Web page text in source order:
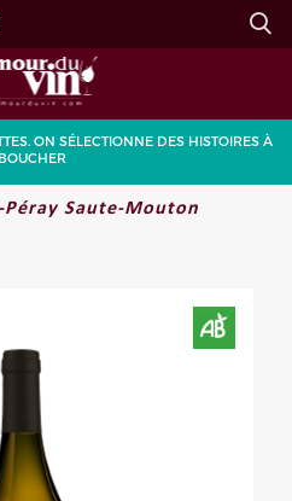
Go
ON SÉLECTIONNE DES HISTOIRES À
Péray Saute-Mouton